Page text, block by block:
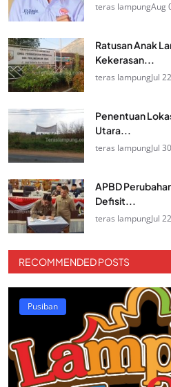
teras lampungAug
Ratusan Anak
Kekerasan...
teras lampungJul
Penentuan
Utara...
teras lampungJul
APBD
Defisit...
teras lampungJul
RECOMMENDED POSTS
Pusiban